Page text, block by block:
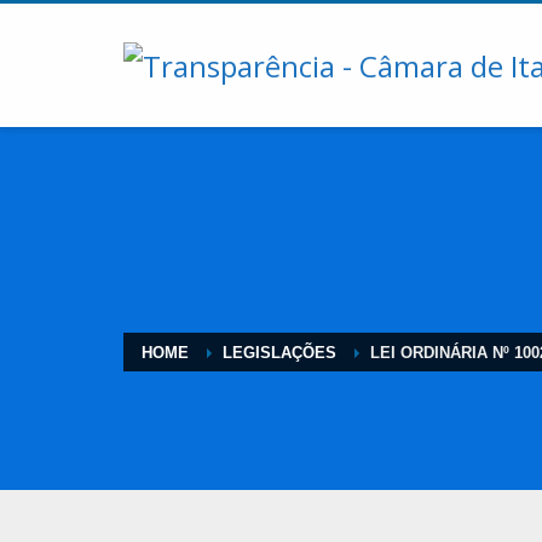
HOME LEGISLAÇÕES LEI ORDINÁRIA Nº